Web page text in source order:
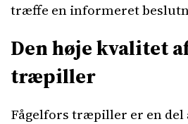
træffe en informeret
Den høje kvalitet
træpiller
Fågelfors træpiller er en del